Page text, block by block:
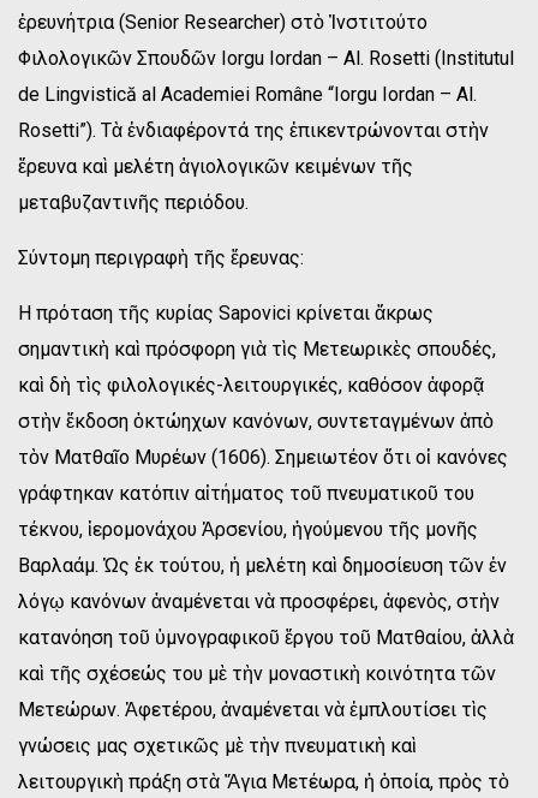
ἐρευνήτρια (Senior Researcher) στὸ Ἰνστιτούτο
Φιλολογικῶν Σπουδῶν Iorgu Iordan – Al. Rosetti (Institutul
de Lingvistică al Academiei Române “Iorgu Iordan – Al.
Rosetti”). Τὰ ἐνδιαφέροντά της ἐπικεντρώνονται στὴν
ἔρευνα καὶ μελέτη ἁγιολογικῶν κειμένων τῆς
μεταβυζαντινῆς περιόδου.
Σύντομη περιγραφὴ τῆς ἔρευνας:
Η πρόταση τῆς κυρίας Sapovici κρίνεται ἄκρως
σημαντικὴ καὶ πρόσφορη γιὰ τὶς Μετεωρικὲς σπουδές,
καὶ δὴ τὶς φιλολογικές-λειτουργικές, καθόσον ἀφορᾷ
στὴν ἔκδοση ὀκτώηχων κανόνων, συντεταγμένων ἀπὸ
τὸν Ματθαῖο Μυρέων (1606). Σημειωτέον ὅτι οἱ κανόνες
γράφτηκαν κατόπιν αἰτήματος τοῦ πνευματικοῦ του
τέκνου, ἱερομονάχου Ἀρσενίου, ἡγούμενου τῆς μονῆς
Βαρλαάμ. Ὡς ἐκ τούτου, ἡ μελέτη καὶ δημοσίευση τῶν ἐν
λόγῳ κανόνων ἀναμένεται νὰ προσφέρει, ἀφενὸς, στὴν
κατανόηση τοῦ ὑμνογραφικοῦ ἔργου τοῦ Ματθαίου, ἀλλὰ
καὶ τῆς σχέσεώς του μὲ τὴν μοναστικὴ κοινότητα τῶν
Μετεώρων. Ἀφετέρου, ἀναμένεται νὰ ἐμπλουτίσει τὶς
γνώσεις μας σχετικῶς μὲ τὴν πνευματικὴ καὶ
λειτουργικὴ πράξη στὰ Ἅγια Μετέωρα, ἡ ὁποία, πρὸς τὸ